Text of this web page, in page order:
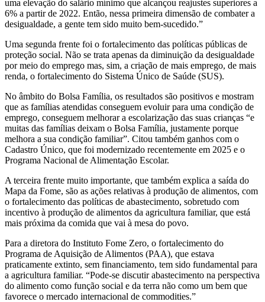
uma elevação do salário mínimo que alcançou reajustes superiores a
6% a partir de 2022. Então, nessa primeira dimensão de combater a
desigualdade, a gente tem sido muito bem-sucedido.”
Uma segunda frente foi o fortalecimento das políticas públicas de
proteção social. Não se trata apenas da diminuição da desigualdade
por meio do emprego mas, sim, a criação de mais emprego, de mais
renda, o fortalecimento do Sistema Único de Saúde (SUS).
No âmbito do Bolsa Família, os resultados são positivos e mostram
que as famílias atendidas conseguem evoluir para uma condição de
emprego, conseguem melhorar a escolarização das suas crianças “e
muitas das famílias deixam o Bolsa Família, justamente porque
melhora a sua condição familiar”. Citou também ganhos com o
Cadastro Único, que foi modernizado recentemente em 2025 e o
Programa Nacional de Alimentação Escolar.
A terceira frente muito importante, que também explica a saída do
Mapa da Fome, são as ações relativas à produção de alimentos, com
o fortalecimento das políticas de abastecimento, sobretudo com
incentivo à produção de alimentos da agricultura familiar, que está
mais próxima da comida que vai à mesa do povo.
Para a diretora do Instituto Fome Zero, o fortalecimento do
Programa de Aquisição de Alimentos (PAA), que estava
praticamente extinto, sem financiamento, tem sido fundamental para
a agricultura familiar. “Pode-se discutir abastecimento na perspectiva
do alimento como função social e da terra não como um bem que
favorece o mercado internacional de commodities.”